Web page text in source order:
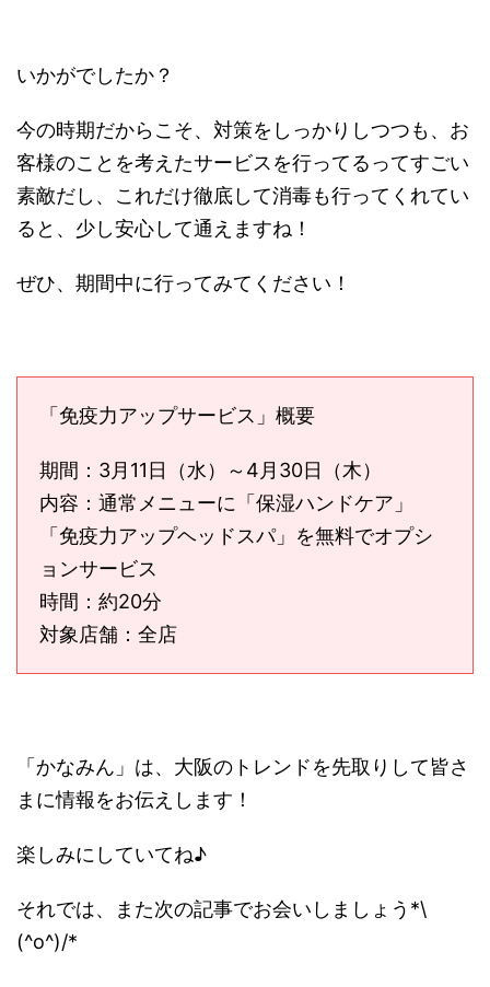
いかがでしたか？
今の時期だからこそ、対策をしっかりしつつも、お
客様のことを考えたサービスを行ってるってすごい
素敵だし、これだけ徹底して消毒も行ってくれてい
ると、少し安心して通えますね！
ぜひ、期間中に行ってみてください！
「免疫力アップサービス」概要
期間：3月11日（水）～4月30日（木）
内容：通常メニューに「保湿ハンドケア」
「免疫力アップヘッドスパ」を無料でオプシ
ョンサービス
時間：約20分
対象店舗：全店
「かなみん」は、大阪のトレンドを先取りして皆さ
まに情報をお伝えします！
楽しみにしていてね♪
それでは、また次の記事でお会いしましょう*\
(^o^)/*